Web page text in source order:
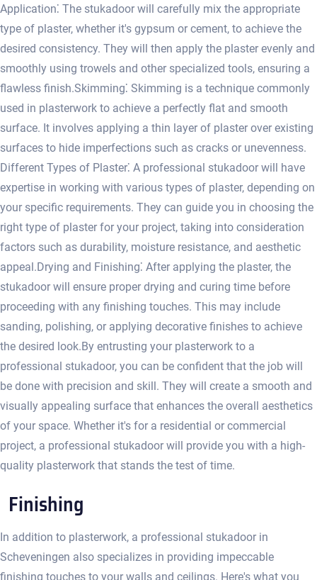
Application⁚ The stukadoor will carefully mix the appropriate
type of plaster, whether it's gypsum or cement, to achieve the
desired consistency. They will then apply the plaster evenly and
smoothly using trowels and other specialized tools, ensuring a
flawless finish.​ Skimming⁚ Skimming is a technique commonly
used in plasterwork to achieve a perfectly flat and smooth
surface.​ It involves applying a thin layer of plaster over existing
surfaces to hide imperfections such as cracks or unevenness.​
Different Types of Plaster⁚ A professional stukadoor will have
expertise in working with various types of plaster, depending on
your specific requirements.​ They can guide you in choosing the
right type of plaster for your project, taking into consideration
factors such as durability, moisture resistance, and aesthetic
appeal.​ Drying and Finishing⁚ After applying the plaster, the
stukadoor will ensure proper drying and curing time before
proceeding with any finishing touches. This may include
sanding, polishing, or applying decorative finishes to achieve
the desired look.​ By entrusting your plasterwork to a
professional stukadoor, you can be confident that the job will
be done with precision and skill. They will create a smooth and
visually appealing surface that enhances the overall aesthetics
of your space.​ Whether it's for a residential or commercial
project, a professional stukadoor will provide you with a high-
quality plasterwork that stands the test of time.​
Finishing
In addition to plasterwork, a professional stukadoor in
Scheveningen also specializes in providing impeccable
finishing touches to your walls and ceilings.​ Here's what you